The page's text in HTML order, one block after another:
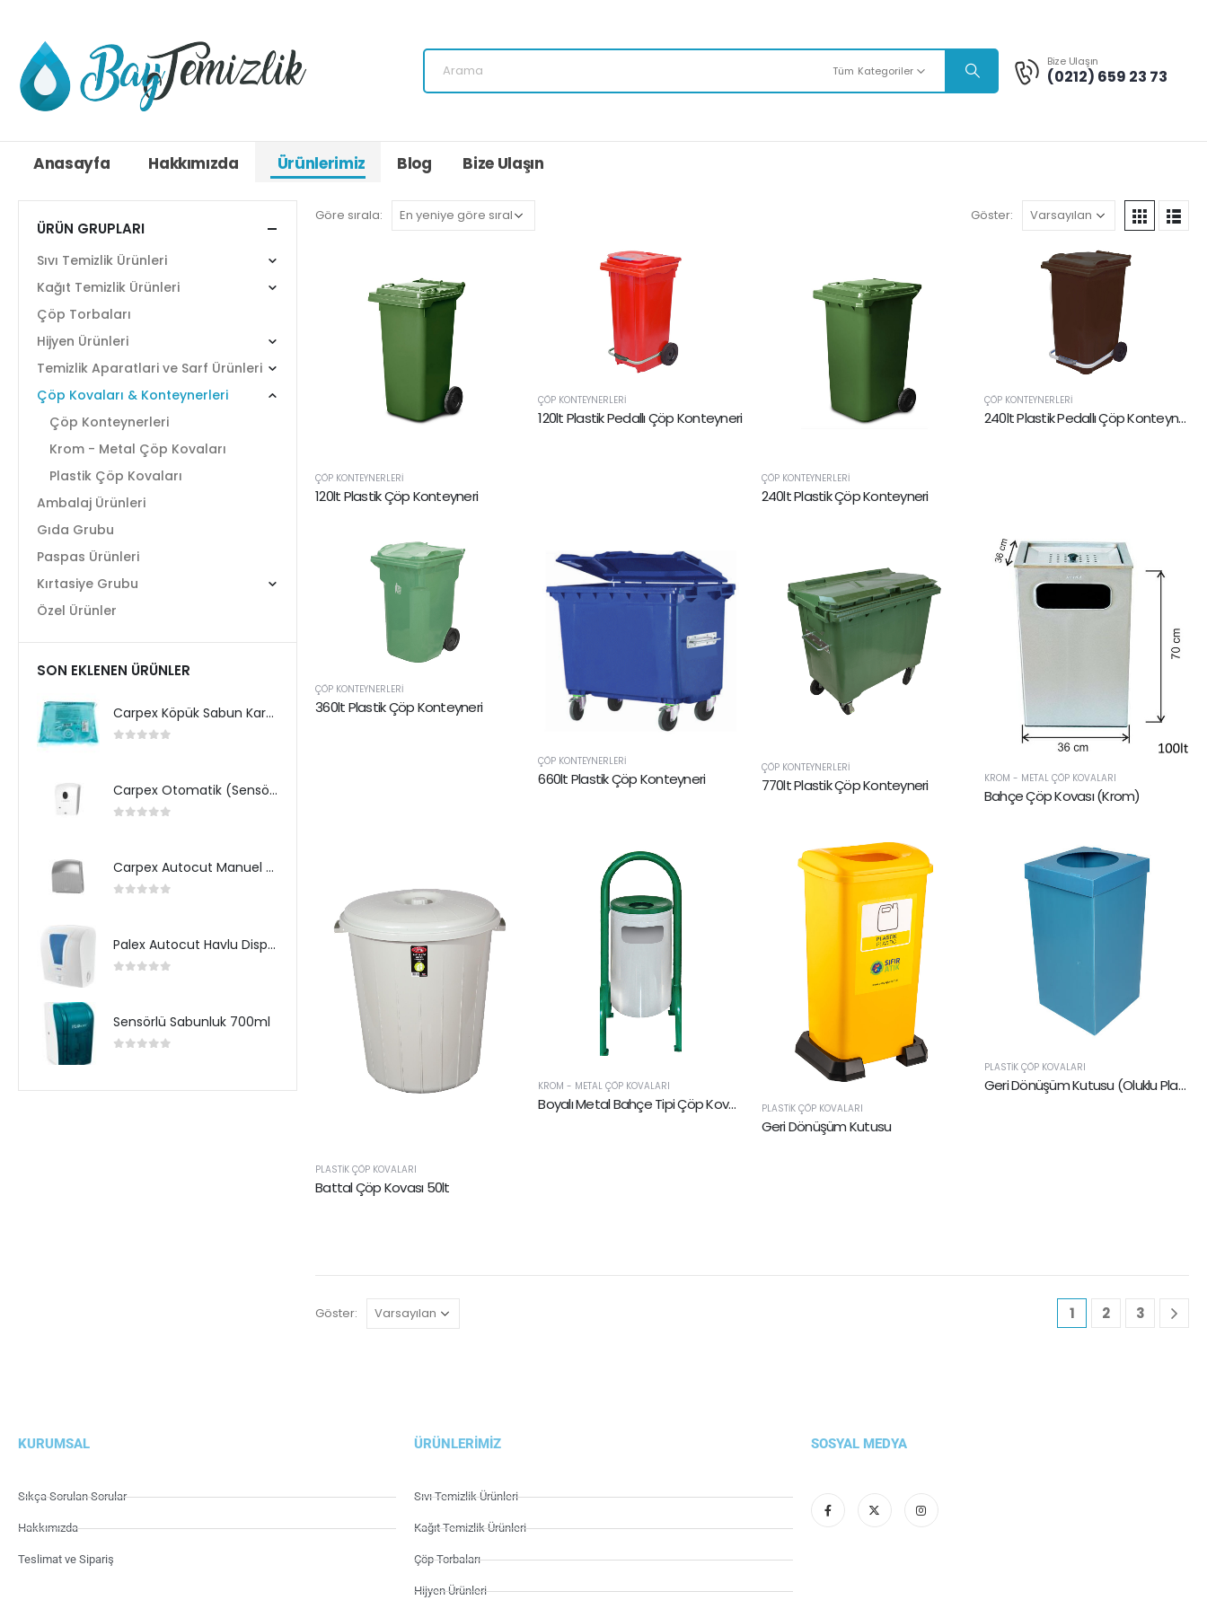
Tüm Kategoriler
Bize Ulaşın
(0212) 659 23 73
Anasayfa Hakkımızda Ürünlerimiz Blog Bize Ulaşın
Göre sırala: Göster:
ÇÖP KONTEYNERLERI
120lt Plastik Çöp Konteyneri
ÇÖP KONTEYNERLERI
120lt Plastik Pedallı Çöp Konteyneri
ÇÖP KONTEYNERLERI
240lt Plastik Çöp Konteyneri
ÇÖP KONTEYNERLERI
240lt Plastik Pedallı Çöp Konteyneri
ÇÖP KONTEYNERLERI
360lt Plastik Çöp Konteyneri
ÇÖP KONTEYNERLERI
660lt Plastik Çöp Konteyneri
ÇÖP KONTEYNERLERI
770lt Plastik Çöp Konteyneri KROM - METAL ÇÖP KOVALARI
Bahçe Çöp Kovası (Krom)
PLASTIK ÇÖP KOVALARI
Battal Çöp Kovası 50lt
KROM - METAL ÇÖP KOVALARI
Boyalı Metal Bahçe Tipi Çöp Kovaları PLASTIK ÇÖP KOVALARI
Geri Dönüşüm Kutusu
PLASTIK ÇÖP KOVALARI
Geri Dönüşüm Kutusu (Oluklu Plastik)
Göster: 1 2 3
ÜRÜN GRUPLARI
Sıvı Temizlik Ürünleri
Kağıt Temizlik Ürünleri
Çöp Torbaları
Hijyen Ürünleri
Temizlik Aparatlari ve Sarf Ürünleri
Çöp Kovaları & Konteynerleri
Çöp Konteynerleri
Krom - Metal Çöp Kovaları
Plastik Çöp Kovaları
Ambalaj Ürünleri
Gıda Grubu
Paspas Ürünleri
Kırtasiye Grubu
Özel Ürünler
SON EKLENEN ÜRÜNLER
Carpex Köpük Sabun Kartuş
Carpex Otomatik (Sensörlü) Köpük Sabun Dispenseri
Carpex Autocut Manuel Havlu Dispenseri
Palex Autocut Havlu Dispenseri
Sensörlü Sabunluk 700ml
KURUMSAL
Sıkça Sorulan Sorular
Hakkımızda
Teslimat ve Sipariş
ÜRÜNLERIMIZ
Sıvı Temizlik Ürünleri
Kağıt Temizlik Ürünleri
Çöp Torbaları
Hijyen Ürünleri
SOSYAL MEDYA